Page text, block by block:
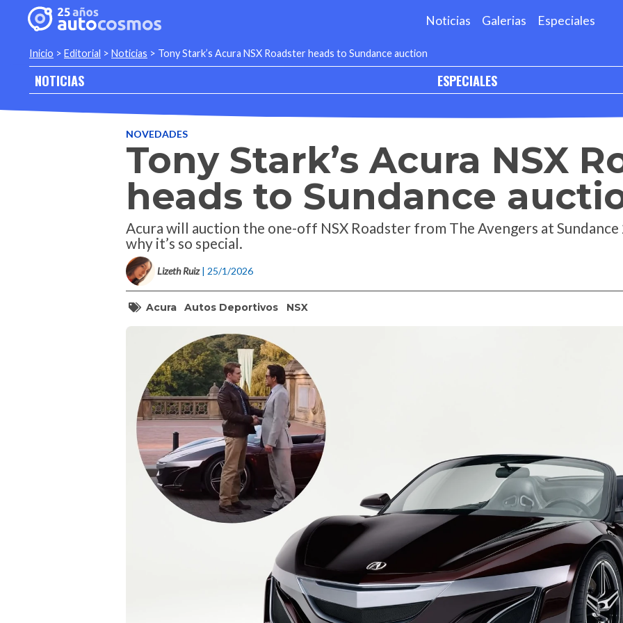
Noticias Galerias Especiales
Inicio > Editorial > Noticias > Tony Stark’s Acura NSX Roadster heads to Sundance auction
NOTICIAS ESPECIALES
NOVEDADES
Tony Stark’s Acura NSX
heads to Sundance
Acura will auction the one-off NSX Roadster from The Avengers at
why it’s so special.
Lizeth Ruiz | 25/1/2026
Acura Autos Deportivos NSX